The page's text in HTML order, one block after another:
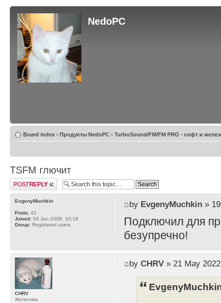
NedoPC
Board index ‹ Продукты NedoPC ‹ TurboSound/FM/FM PRO - софт и
TSFM глючит
Post a reply
by EvgenyMuchkin» 19
Подключил для
безупречно!
EvgenyMuchkin
Posts: 41
Joined: 09 Jan 2008, 10:18
Group: Registered users
by CHRV» 21 May
CHRV
Желесяка